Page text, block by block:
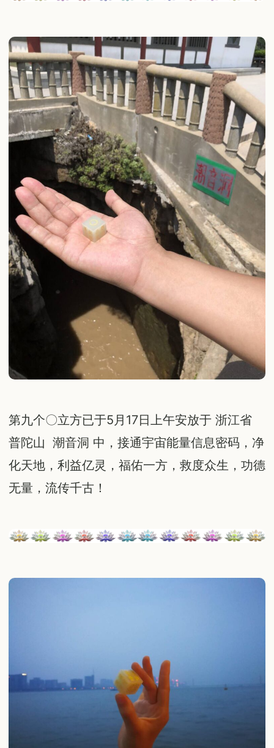
第九个〇立方已于5月17日上午安放于 浙江省
普陀山 潮音洞 中，接通宇宙能量信息密码，净
化天地，利益亿灵，福佑一方，救度众生，功德
无量，流传千古！